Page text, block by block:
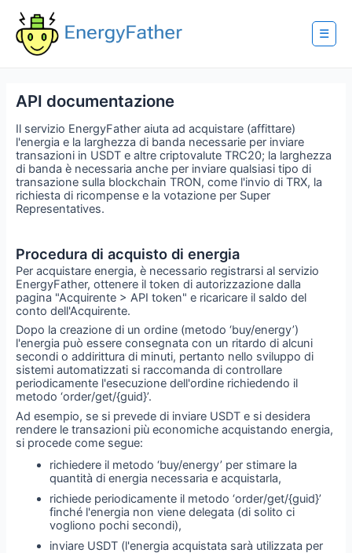
content
☰
API documentazione
Il servizio EnergyFather aiuta ad acquistare (affittare)
l'energia e la larghezza di banda necessarie per inviare
transazioni in USDT e altre criptovalute TRC20; la larghezza
di banda è necessaria anche per inviare qualsiasi tipo di
transazione sulla blockchain TRON, come l'invio di TRX, la
richiesta di ricompense e la votazione per Super
Representatives.
Procedura di acquisto di energia
Per acquistare energia, è necessario registrarsi al servizio
EnergyFather, ottenere il token di autorizzazione dalla
pagina "Acquirente > API token" e ricaricare il saldo del
conto dell'Acquirente.
Dopo la creazione di un ordine (metodo ‘buy/energy’)
l'energia può essere consegnata con un ritardo di alcuni
secondi o addirittura di minuti, pertanto nello sviluppo di
sistemi automatizzati si raccomanda di controllare
periodicamente l'esecuzione dell'ordine richiedendo il
metodo ‘order/get/{guid}’.
Ad esempio, se si prevede di inviare USDT e si desidera
rendere le transazioni più economiche acquistando energia,
si procede come segue:
richiedere il metodo ‘buy/energy’ per stimare la
quantità di energia necessaria e acquistarla,
richiede periodicamente il metodo ‘order/get/{guid}’
finché l'energia non viene delegata (di solito ci
vogliono pochi secondi),
inviare USDT (l'energia acquistata sarà utilizzata per